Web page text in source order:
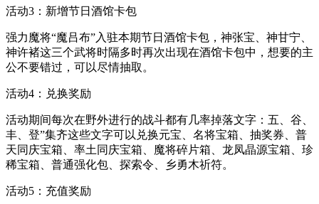
活动3：新增节日酒馆卡包
强力魔将“魔吕布”入驻本期节日酒馆卡包，神张宝、神甘宁、
神许褚这三个武将时隔多时再次出现在酒馆卡包中，想要的主
公不要错过，可以尽情抽取。
活动4：兑换奖励
活动期间每次在野外进行的战斗都有几率掉落文字：五、谷、
丰、登”集齐这些文字可以兑换元宝、名将宝箱、抽奖券、普
天同庆宝箱、率土同庆宝箱、魔将碎片箱、龙凤晶源宝箱、珍
稀宝箱、普通强化包、探索令、乡勇木祈符。
活动5：充值奖励